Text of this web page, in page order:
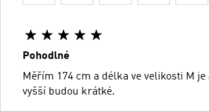
Pohodlné
Měřím 174 cm a délka ve velikosti M je
vyšší budou krátké.